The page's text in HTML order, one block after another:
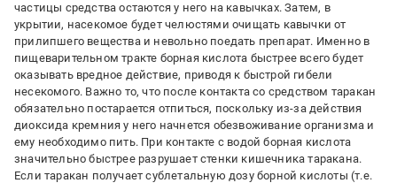
частицы средства остаются у него на кавычках. Затем, в
укрытии, насекомое будет челюстями очищать кавычки от
прилипшего вещества и невольно поедать препарат. Именно в
пищеварительном тракте борная кислота быстрее всего будет
оказывать вредное действие, приводя к быстрой гибели
несекомого. Важно то, что после контакта со средством таракан
обязательно постарается отпиться, поскольку из-за действия
диоксида кремния у него начнется обезвоживание организма и
ему необходимо пить. При контакте с водой борная кислота
значительно быстрее разрушает стенки кишечника таракана.
Если таракан получает сублетальную дозу борной кислоты (т.е.